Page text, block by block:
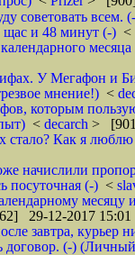
советовать всем.
щас и 48 минут (-) <
У Мегафон и Би
мнение!) <
которым
< decarch >
стало? Как я
начислили
посуточная (-) <
29-12-2017 15:01
завтра,
договор. (-)